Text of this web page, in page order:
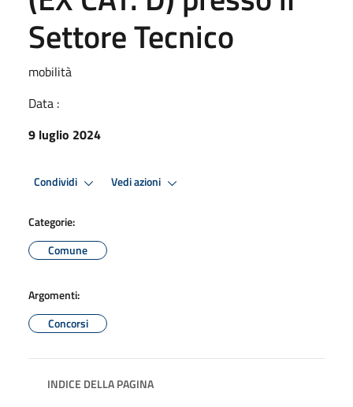
Settore Tecnico
mobilità
Data :
9 luglio 2024
Condividi Vedi azioni
Categorie:
Comune
Argomenti:
Concorsi
INDICE DELLA PAGINA